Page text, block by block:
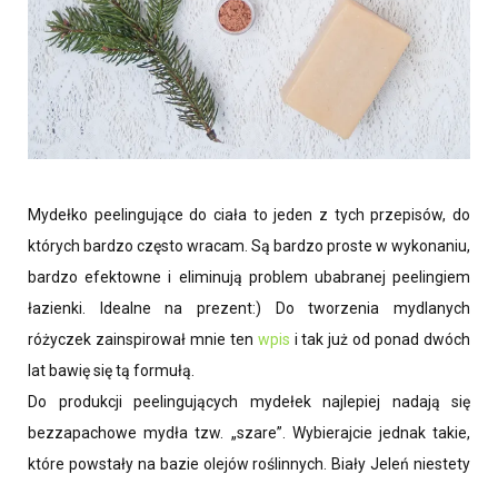
Mydełko peelingujące do ciała to jeden z tych przepisów, do
których bardzo często wracam. Są bardzo proste w wykonaniu,
bardzo efektowne i eliminują problem ubabranej peelingiem
łazienki. Idealne na prezent:) Do tworzenia mydlanych
różyczek zainspirował mnie ten wpis i tak już od ponad dwóch
lat bawię się tą formułą.
Do produkcji peelingujących mydełek najlepiej nadają się
bezzapachowe mydła tzw. „szare”. Wybierajcie jednak takie,
które powstały na bazie olejów roślinnych. Biały Jeleń niestety